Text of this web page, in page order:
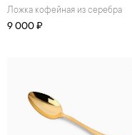
Ложка кофейная из серебра
9 000 ₽